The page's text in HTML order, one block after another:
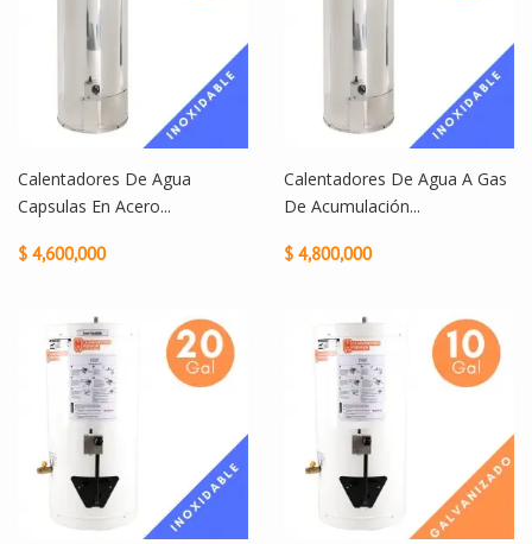
Calentadores De Agua
Capsulas En Acero...
$ 4,600,000
Calentadores De Agua A Gas
De Acumulación...
$ 4,800,000